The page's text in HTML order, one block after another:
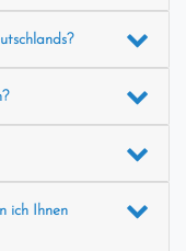
ich Ihnen